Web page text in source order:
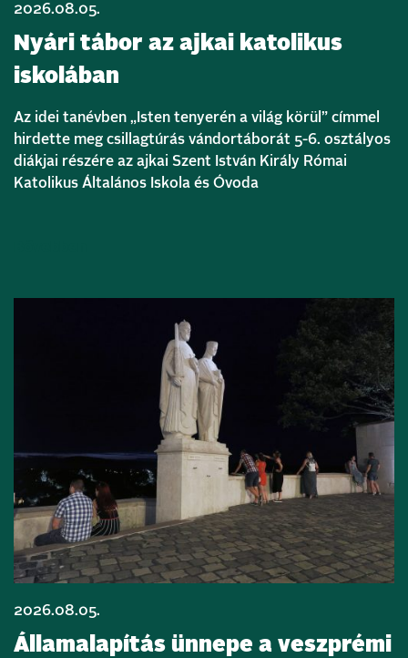
2026.08.05.
Nyári tábor az ajkai katolikus
iskolában
Az idei tanévben „Isten tenyerén a világ körül” címmel
hirdette meg csillagtúrás vándortáborát 5-6. osztályos
diákjai részére az ajkai Szent István Király Római
Katolikus Általános Iskola és Óvoda
2026.08.05.
Államalapítás ünnepe a veszprémi